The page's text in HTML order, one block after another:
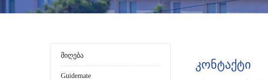
Კონტაქტი
Მიღება
Guidemate